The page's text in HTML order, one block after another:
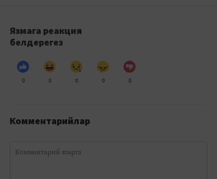
Язмага реакция
белдерегез
0 0 0 0 0
Комментарийлар